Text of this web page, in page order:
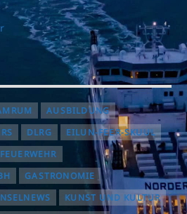
AUSBILDUNG
DLRG
EILUN-FEER-SKUUL
GASTRONOMIE
KUNST UND KULTUR